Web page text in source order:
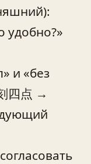
удобно?»
и «без
四点 →